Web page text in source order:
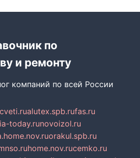
по
и ремонту
компаний по всей России
alutex.spb.rufas.ru
today.runovoizol.ru
orakul.spb.ru
home.nov.rucemko.ru